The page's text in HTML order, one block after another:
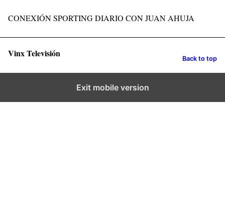
CONEXIÓN SPORTING DIARIO CON JUAN AHUJA
Vinx Televisión Back to top
Exit mobile version